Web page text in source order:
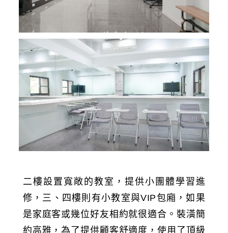
二樓設置寬敞的教室，提供小團體學習進
修，三、四樓則有小教室與VIP包廂，如果
是家庭客或幾位好友相約就很適合。裝潢簡
約高雅，為了提供顧客舒適度，使用了頂級